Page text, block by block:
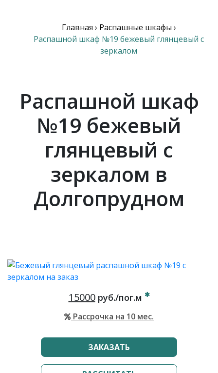
Главная › Распашные шкафы ›
Распашной шкаф №19 бежевый глянцевый с
зеркалом
Распашной шкаф
№19 бежевый
глянцевый с
зеркалом в
Долгопрудном
15000руб./пог.м
Рассрочка на 10 мес.
ЗАКАЗАТЬ